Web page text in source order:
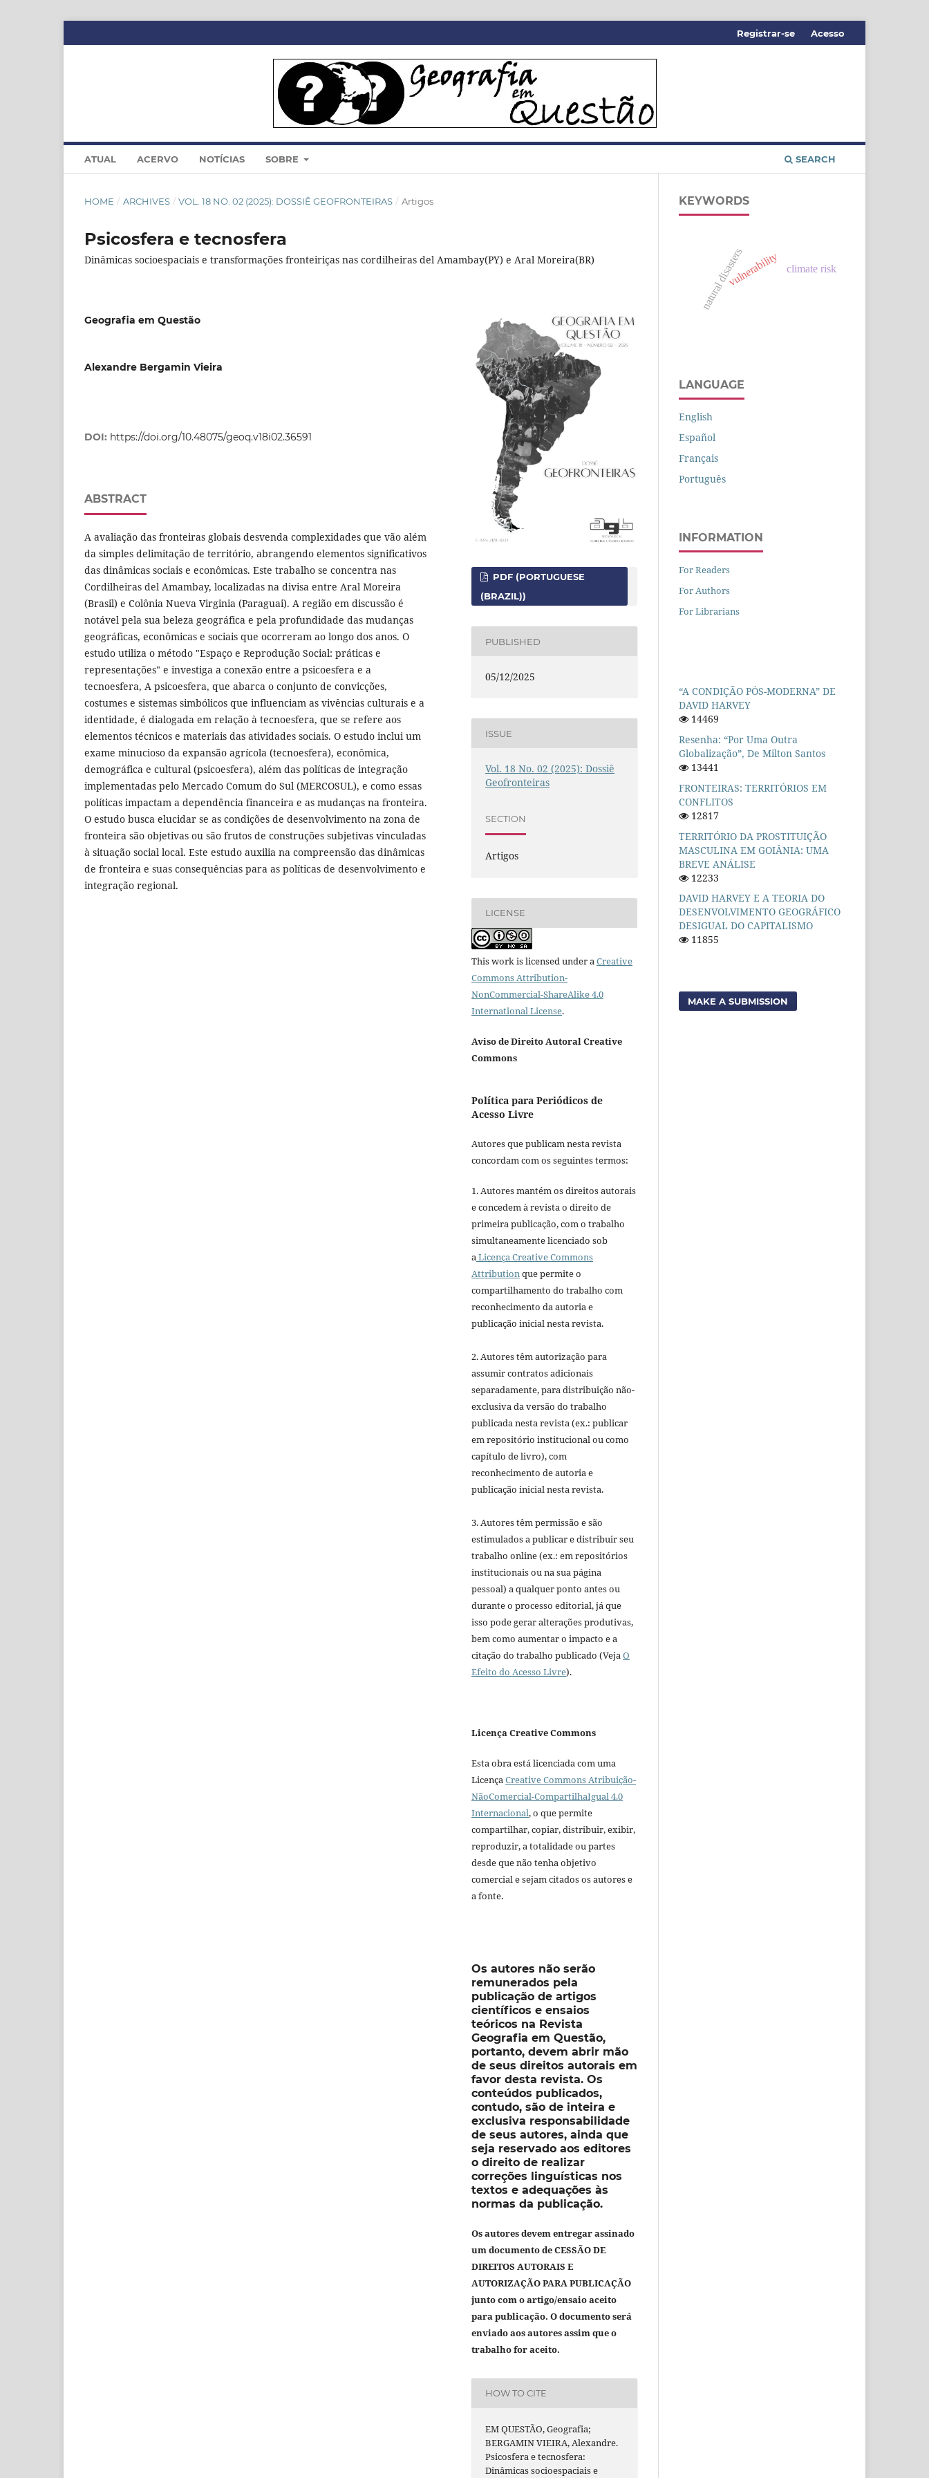
ATUAL ACERVO NOTÍCIAS SOBRE SEARCH
Registrar-se Acesso
HOME / ARCHIVES / VOL. 18 NO. 02 (2025): DOSSIÊ GEOFRONTEIRAS / Artigos
Psicosfera e tecnosfera
Dinâmicas socioespaciais e transformações fronteiriças nas cordilheiras del Amambay(PY) e Aral Moreira(BR)
Geografia em Questão
Alexandre Bergamin Vieira
DOI: https://doi.org/10.48075/geoq.v18i02.36591
ABSTRACT
A avaliação das fronteiras globais desvenda complexidades que vão além
da simples delimitação de território, abrangendo elementos significativos
das dinâmicas sociais e econômicas. Este trabalho se concentra nas
Cordilheiras del Amambay, localizadas na divisa entre Aral Moreira
(Brasil) e Colônia Nueva Virginia (Paraguai). A região em discussão é
notável pela sua beleza geográfica e pela profundidade das mudanças
geográficas, econômicas e sociais que ocorreram ao longo dos anos. O
estudo utiliza o método "Espaço e Reprodução Social: práticas e
representações" e investiga a conexão entre a psicoesfera e a
tecnoesfera, A psicoesfera, que abarca o conjunto de convicções,
costumes e sistemas simbólicos que influenciam as vivências culturais e a
identidade, é dialogada em relação à tecnoesfera, que se refere aos
elementos técnicos e materiais das atividades sociais. O estudo inclui um
exame minucioso da expansão agrícola (tecnoesfera), econômica,
demográfica e cultural (psicoesfera), além das políticas de integração
implementadas pelo Mercado Comum do Sul (MERCOSUL), e como essas
políticas impactam a dependência financeira e as mudanças na fronteira.
O estudo busca elucidar se as condições de desenvolvimento na zona de
fronteira são objetivas ou são frutos de construções subjetivas vinculadas
à situação social local. Este estudo auxilia na compreensão das dinâmicas
de fronteira e suas consequências para as políticas de desenvolvimento e
integração regional.
PDF (PORTUGUESE
(BRAZIL))
PUBLISHED
05/12/2025
ISSUE
Vol. 18 No. 02 (2025): Dossiê
Geofronteiras
SECTION
Artigos
LICENSE
This work is licensed under a Creative
Commons Attribution-
NonCommercial-ShareAlike 4.0
International License.
Aviso de Direito Autoral Creative
Commons
Política para Periódicos de
Acesso Livre
Autores que publicam nesta revista
concordam com os seguintes termos:
1. Autores mantém os direitos autorais
e concedem à revista o direito de
primeira publicação, com o trabalho
simultaneamente licenciado sob
a Licença Creative Commons
Attribution que permite o
compartilhamento do trabalho com
reconhecimento da autoria e
publicação inicial nesta revista.
2. Autores têm autorização para
assumir contratos adicionais
separadamente, para distribuição não-
exclusiva da versão do trabalho
publicada nesta revista (ex.: publicar
em repositório institucional ou como
capítulo de livro), com
reconhecimento de autoria e
publicação inicial nesta revista.
3. Autores têm permissão e são
estimulados a publicar e distribuir seu
trabalho online (ex.: em repositórios
institucionais ou na sua página
pessoal) a qualquer ponto antes ou
durante o processo editorial, já que
isso pode gerar alterações produtivas,
bem como aumentar o impacto e a
citação do trabalho publicado (Veja O
Efeito do Acesso Livre).
Licença Creative Commons
Esta obra está licenciada com uma
Licença Creative Commons Atribuição-
NãoComercial-CompartilhaIgual 4.0
Internacional, o que permite
compartilhar, copiar, distribuir, exibir,
reproduzir, a totalidade ou partes
desde que não tenha objetivo
comercial e sejam citados os autores e
a fonte.
Os autores não serão
remunerados pela
publicação de artigos
científicos e ensaios
teóricos na Revista
Geografia em Questão,
portanto, devem abrir mão
de seus direitos autorais em
favor desta revista. Os
conteúdos publicados,
contudo, são de inteira e
exclusiva responsabilidade
de seus autores, ainda que
seja reservado aos editores
o direito de realizar
correções linguísticas nos
textos e adequações às
normas da publicação.
Os autores devem entregar assinado
um documento deCESSÃO DE
DIREITOS AUTORAIS E
AUTORIZAÇÃO PARA PUBLICAÇÃO
junto com o artigo/ensaio aceito
para publicação. O documento será
enviado aos autores assim que o
trabalho for aceito.
HOW TO CITE
EM QUESTÃO, Geografia;
BERGAMIN VIEIRA, Alexandre.
Psicosfera e tecnosfera:
Dinâmicas socioespaciais e
KEYWORDS
vulnerability climate risk
natural disasters
LANGUAGE
English
Español
Français
Português
INFORMATION
For Readers
For Authors
For Librarians
“A CONDIÇÃO PÓS-MODERNA” DE
DAVID HARVEY
14469
Resenha: “Por Uma Outra
Globalização”, De Milton Santos
13441
FRONTEIRAS: TERRITÓRIOS EM
CONFLITOS
12817
TERRITÓRIO DA PROSTITUIÇÃO
MASCULINA EM GOIÂNIA: UMA
BREVE ANÁLISE
12233
DAVID HARVEY E A TEORIA DO
DESENVOLVIMENTO GEOGRÁFICO
DESIGUAL DO CAPITALISMO
11855
MAKE A SUBMISSION